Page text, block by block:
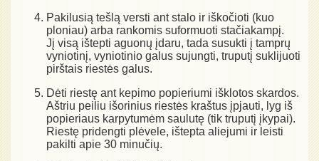
Pakilusią tešlą versti ant stalo ir iškočioti (kuo
ploniau) arba rankomis suformuoti stačiakampį.
Jį visą ištepti aguonų įdaru, tada susukti į tamprų
vyniotinį, vyniotinio galus sujungti, truputį suklijuoti
pirštais riestės galus.
Dėti riestę ant kepimo popieriumi išklotos skardos.
Aštriu peiliu išorinius riestės kraštus įpjauti, lyg iš
popieriaus karpytumėm saulutę (tik truputį įkypai).
Riestę pridengti plėvele, ištepta aliejumi ir leisti
pakilti apie 30 minučių.